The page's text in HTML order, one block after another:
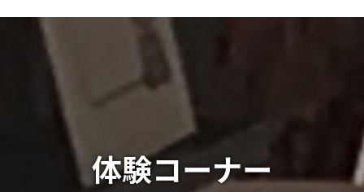
体験コーナー